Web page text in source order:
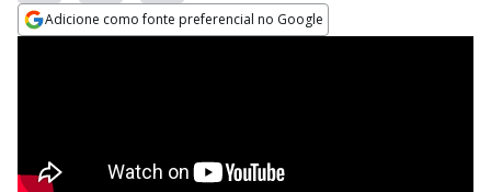
Adicione como fonte preferencial no Google